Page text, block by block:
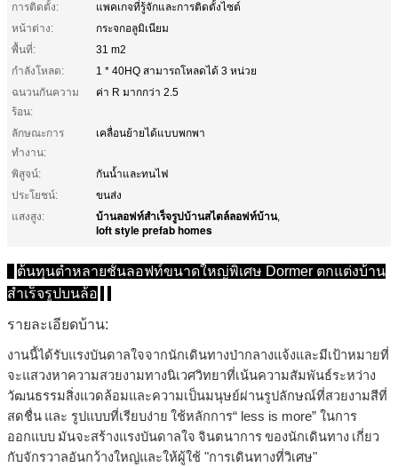
การติดตั้ง:
แพคเกจที่รู้จักและการติดตั้งไซต์
หน้าต่าง:
กระจกอลูมิเนียม
พื้นที่:
31 m2
กำลังโหลด:
1 * 40HQ สามารถโหลดได้ 3 หน่วย
ฉนวนกันความ
ร้อน:
ค่า R มากกว่า 2.5
ลักษณะการ
ทำงาน:
เคลื่อนย้ายได้แบบพกพา
พิสูจน์:
กันน้ำและทนไฟ
ประโยชน์:
ขนส่ง
แสงสูง:
บ้านลอฟท์สำเร็จรูปบ้านสไตล์ลอฟท์บ้าน,
loft style prefab homes
ต้นทุนต่ำหลายชั้นลอฟท์ขนาดใหญ่พิเศษ Dormer ตกแต่งบ้าน
สำเร็จรูปบนล้อ
รายละเอียดบ้าน:
งานนี้ได้รับแรงบันดาลใจจากนักเดินทางป่ากลางแจ้งและมีเป้าหมายที่
จะแสวงหาความสวยงามทางนิเวศวิทยาที่เน้นความสัมพันธ์ระหว่าง
วัฒนธรรมสิ่งแวดล้อมและความเป็นมนุษย์ผ่านรูปลักษณ์ที่สวยงามสีที่
สดชื่น และ รูปแบบที่เรียบง่าย ใช้หลักการ“ less is more” ในการ
ออกแบบ มันจะสร้างแรงบันดาลใจ จินตนาการของนักเดินทาง เกี่ยว
กับจักรวาลอันกว้างใหญ่และให้ผู้ใช้ "การเดินทางที่วิเศษ"